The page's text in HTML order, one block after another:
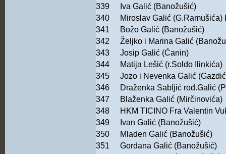
339
Iva Galić (Banožušić)
340
Miroslav Galić (G.Ramušića)
341
Božo Galić (Banožušić)
342
Željko i Marina Galić
343
Josip Galić (Ćanin)
344
Matija Lešić (r.Soldo Ilinkića)
345
Jozo i Nevenka Galić
346
Draženka Sabljić rođ.Galić
347
Blaženka Galić (Mirčinovića)
348
HKM TICINO Fra Valentin
349
Ivan Galić (Banožušić)
350
Mladen Galić (Banožušić)
351
Gordana Galić (Banožušić)